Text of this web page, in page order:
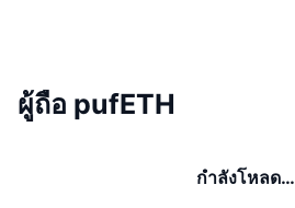
ผู้ถือ pufETH
กำลังโหลด…